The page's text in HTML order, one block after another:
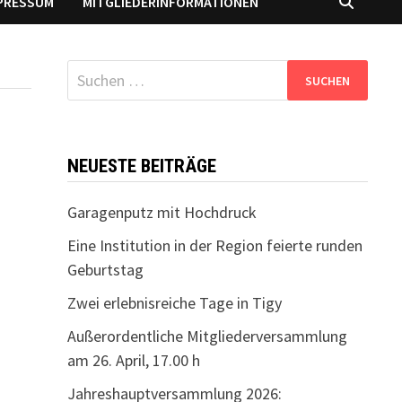
Suchen
nach:
NEUESTE BEITRÄGE
Garagenputz mit Hochdruck
Eine Institution in der Region feierte runden
Geburtstag
Zwei erlebnisreiche Tage in Tigy
Außerordentliche Mitgliederversammlung
am 26. April, 17.00 h
Jahreshauptversammlung 2026: